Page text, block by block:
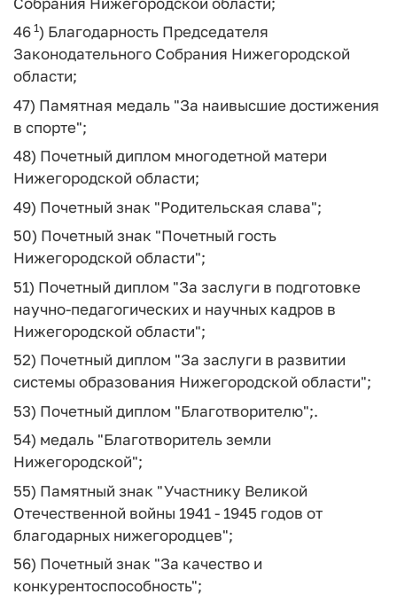
46 1) Благодарность Председателя
Законодательного Собрания Нижегородской
области;
47) Памятная медаль "За наивысшие достижения
в спорте";
48) Почетный диплом многодетной матери
Нижегородской области;
49) Почетный знак "Родительская слава";
50) Почетный знак "Почетный гость
Нижегородской области";
51) Почетный диплом "За заслуги в подготовке
научно-педагогических и научных кадров в
Нижегородской области";
52) Почетный диплом "За заслуги в развитии
системы образования Нижегородской области";
53) Почетный диплом "Благотворителю";.
54) медаль "Благотворитель земли
Нижегородской";
55) Памятный знак "Участнику Великой
Отечественной войны 1941 - 1945 годов от
благодарных нижегородцев";
56) Почетный знак "За качество и
конкурентоспособность";